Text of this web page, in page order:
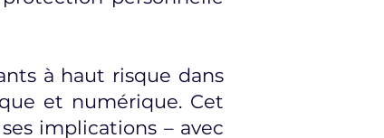
à haut risque dans
et numérique. Cet
implications – avec